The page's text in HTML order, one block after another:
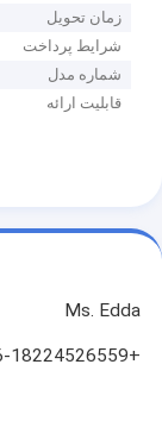
زمان تحویل
شرایط پرداخت
شماره مدل
قابلیت ارائه
Ms. Edda
+86-18224526559